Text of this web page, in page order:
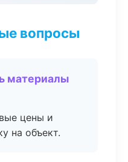
вопросы
материалы
цены и
на объект.